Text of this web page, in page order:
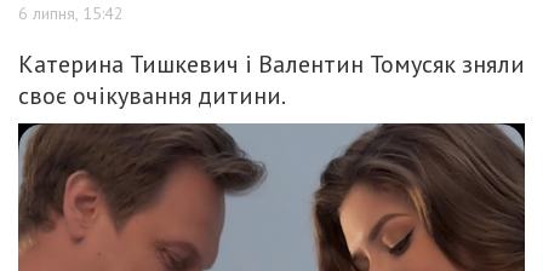
6 липня, 15:42
Катерина Тишкевич і Валентин Томусяк зняли
своє очікування дитини.